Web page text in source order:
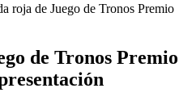
roja de Juego de Tronos Premio
de Tronos Premio